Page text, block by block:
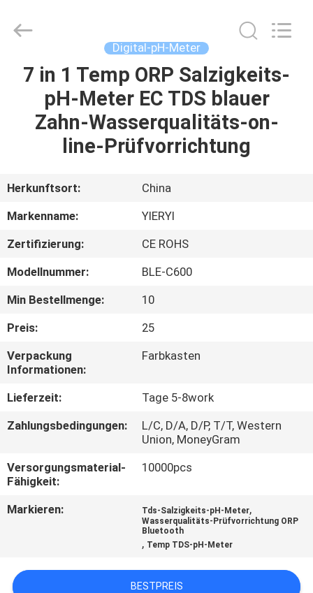
STARTSEITE
PRODUKTE
UNS
TOUR
QUALITÄTSKONTROLLE
KONTAKT
NACHRICHTEN
ALLE
FÄLLE
SITEMAP
POLICY
Technology
Reserved.
Digital-pH-Meter
7 in 1 Temp ORP Salzigkeits-
pH-Meter EC TDS blauer
Zahn-Wasserqualitäts-on-
line-Prüfvorrichtung
Herkunftsort:
China
Markenname:
YIERYI
Zertifizierung:
CE ROHS
Modellnummer:
BLE-C600
Min Bestellmenge:
10
Preis:
25
Verpackung
Informationen:
Farbkasten
Lieferzeit:
Tage 5-8work
Zahlungsbedingungen:
L/C, D/A, D/P, T/T, Western
Union, MoneyGram
Versorgungsmaterial-
Fähigkeit:
10000pcs
Markieren: Tds-Salzigkeits-pH-Meter,
Wasserqualitäts-Prüfvorrichtung ORP
Bluetooth
, Temp TDS-pH-Meter
BESTPREIS